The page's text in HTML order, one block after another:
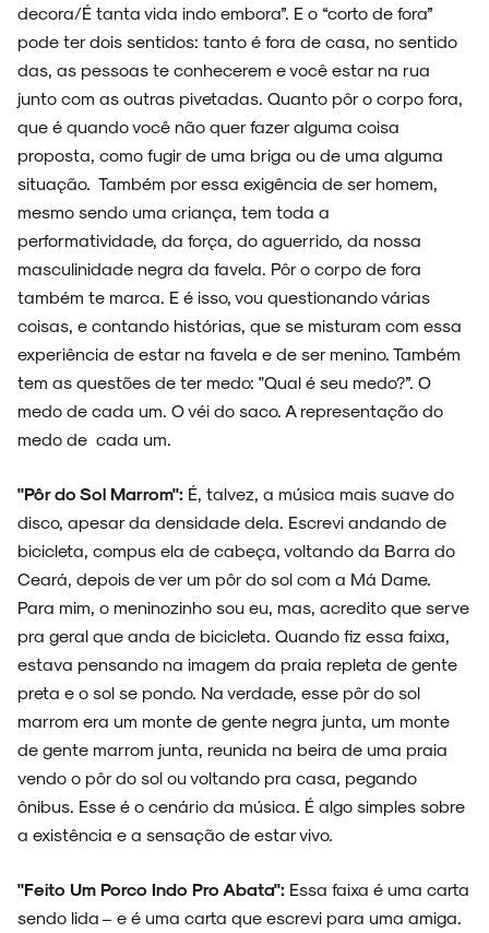
decora/É tanta vida indo embora”. E o “corto de fora”
pode ter dois sentidos: tanto é fora de casa, no sentido
das, as pessoas te conhecerem e você estar na rua
junto com as outras pivetadas. Quanto pôr o corpo fora,
que é quando você não quer fazer alguma coisa
proposta, como fugir de uma briga ou de uma alguma
situação. Também por essa exigência de ser homem,
mesmo sendo uma criança, tem toda a
performatividade, da força, do aguerrido, da nossa
masculinidade negra da favela. Pôr o corpo de fora
também te marca. E é isso, vou questionando várias
coisas, e contando histórias, que se misturam com essa
experiência de estar na favela e de ser menino. Também
tem as questões de ter medo: "Qual é seu medo?”. O
medo de cada um. O véi do saco. A representação do
medo de cada um.
"Pôr do Sol Marrom": É, talvez, a música mais suave do
disco, apesar da densidade dela. Escrevi andando de
bicicleta, compus ela de cabeça, voltando da Barra do
Ceará, depois de ver um pôr do sol com a Má Dame.
Para mim, o meninozinho sou eu, mas, acredito que serve
pra geral que anda de bicicleta. Quando fiz essa faixa,
estava pensando na imagem da praia repleta de gente
preta e o sol se pondo. Na verdade, esse pôr do sol
marrom era um monte de gente negra junta, um monte
de gente marrom junta, reunida na beira de uma praia
vendo o pôr do sol ou voltando pra casa, pegando
ônibus. Esse é o cenário da música. É algo simples sobre
a existência e a sensação de estar vivo.
"Feito Um Porco Indo Pro Abata": Essa faixa é uma carta
sendo lida – e é uma carta que escrevi para uma amiga.